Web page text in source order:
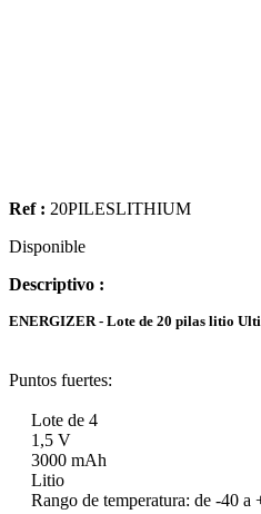
Ref : 20PILESLITHIUM
Disponible
Descriptivo :
ENERGIZER - Lote de 20 pilas litio
Puntos fuertes:
Lote de 4
1,5 V
3000 mAh
Litio
Rango de temperatura: de -40 a